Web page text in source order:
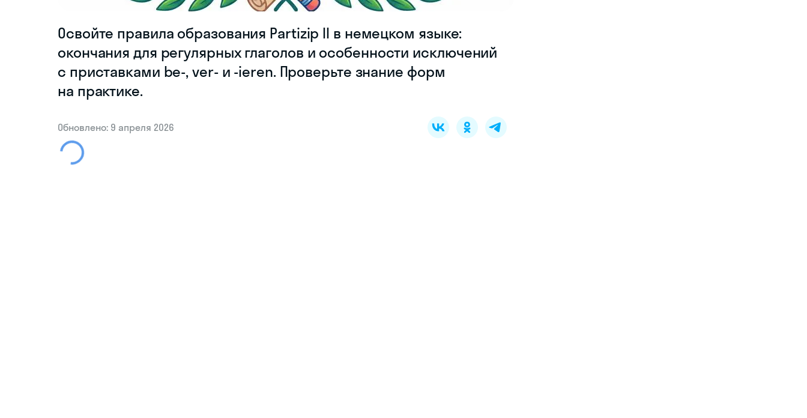
Освойте правила образования Partizip II в немецком языке:
окончания для регулярных глаголов и особенности исключений
с приставками be-, ver- и -ieren. Проверьте знание форм
на практике.
Обновлено: 9 апреля 2026